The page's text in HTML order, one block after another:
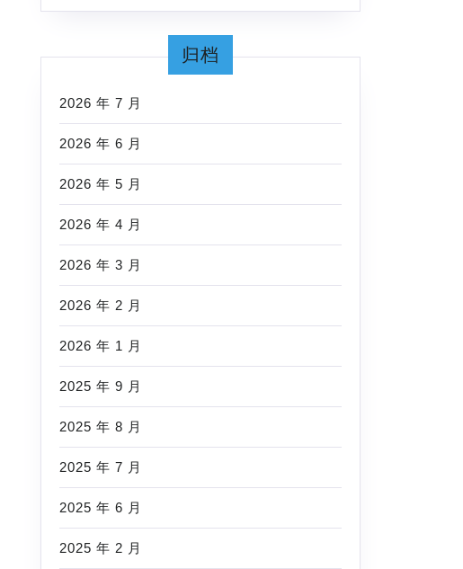
归档
2026 年 7 月
2026 年 6 月
2026 年 5 月
2026 年 4 月
2026 年 3 月
2026 年 2 月
2026 年 1 月
2025 年 9 月
2025 年 8 月
2025 年 7 月
2025 年 6 月
2025 年 2 月